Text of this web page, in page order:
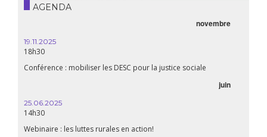
AGENDA
novembre
19.11.2025
18h30
Conférence : mobiliser les DESC pour la justice sociale
juin
25.06.2025
14h30
Webinaire : les luttes rurales en action!